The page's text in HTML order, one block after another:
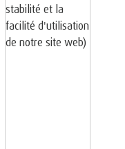
stabilité et la
facilité d'utilisation
de notre site web)